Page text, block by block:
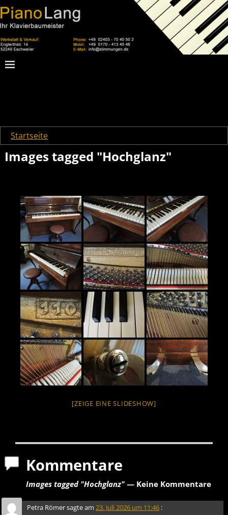
Startseite
Images tagged "Hochglanz"
[ZEIGE EINE SLIDESHOW]
Kommentare
Images tagged "Hochglanz"— Keine Kommentare
Petra Römersagte am 23. Juli 2026 um 11:46 :